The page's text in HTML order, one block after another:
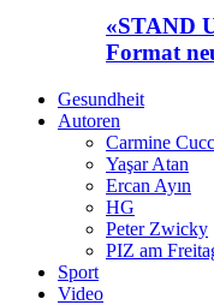
«STAND
Format
Gesundheit
Autoren
Carmine
Yaşar Atan
Ercan Ayın
HG
Peter Zwicky
PIZ am
Sport
Video